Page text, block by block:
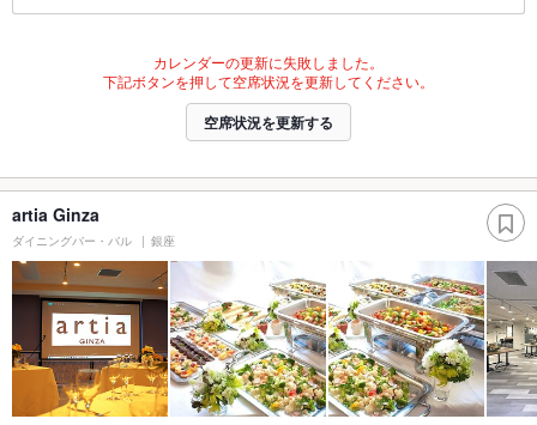
カレンダーの更新に失敗しました。
下記ボタンを押して空席状況を更新してください。
空席状況を更新する
artia Ginza
ダイニングバー・バル 銀座